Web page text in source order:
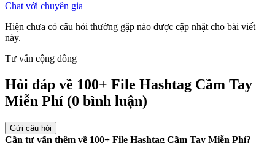
Chat với chuyên gia
Hiện chưa có câu hỏi thường gặp nào được cập nhật cho bài viết
này.
Tư vấn cộng đồng
Hỏi đáp về 100+ File Hashtag Cầm Tay
Miễn Phí (0 bình luận)
Gửi câu hỏi
Cần tư vấn thêm về 100+ File Hashtag Cầm Tay Miễn Phí?